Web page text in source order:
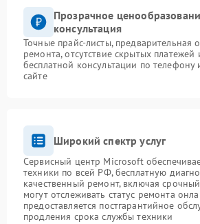
Прозрачное
консультация
Точные прайс-листы, предварительная
ремонта, отсутствие скрытых
бесплатной консультации по телефону
сайте
Широкий спектр услуг
Сервисный центр Microsoft
техники по всей РФ, бесплатную
качественный ремонт, включая
могут отслеживать статус ремонта
предоставляется постгарантийное
продления срока службы техники